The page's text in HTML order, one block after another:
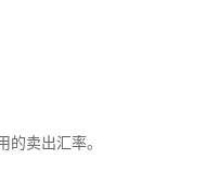
卖出汇率。